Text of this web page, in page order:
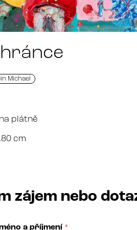
Michael
plátně
cm
zájem nebo
a příjmení *